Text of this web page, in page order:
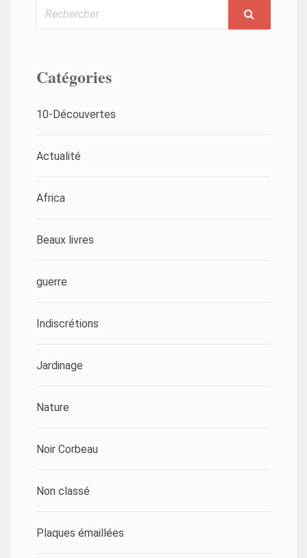
Rechercher
Catégories
10-Découvertes
Actualité
Africa
Beaux livres
guerre
Indiscrétions
Jardinage
Nature
Noir Corbeau
Non classé
Plaques émaillées